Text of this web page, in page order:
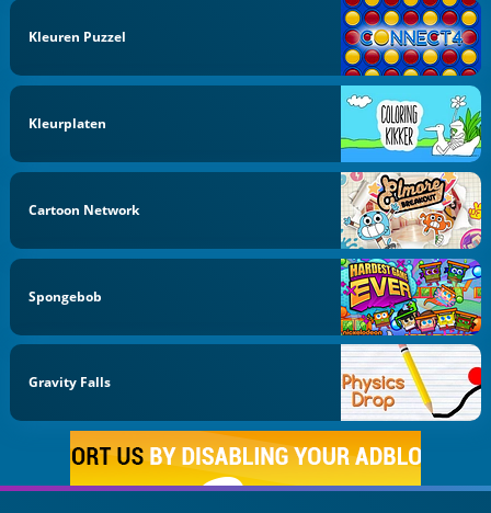
Kleuren Puzzel
Kleurplaten
Cartoon Network
Spongebob
Gravity Falls